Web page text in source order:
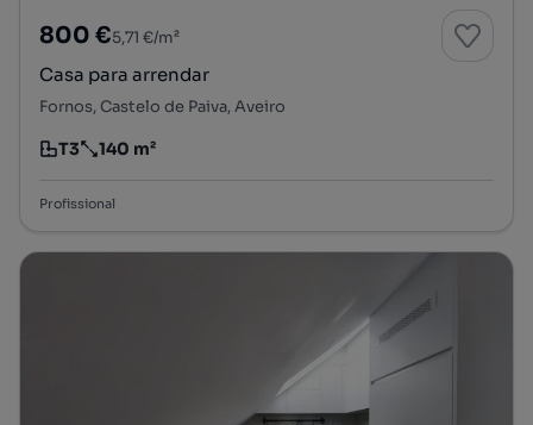
800 €5,71 €/m²
Casa para arrendar
Fornos, Castelo de Paiva, Aveiro
Tipologia
T3
Preço por metro quadrado
140 m²
Profissional